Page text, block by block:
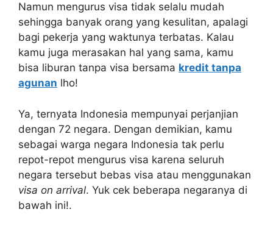
Namun mengurus visa tidak selalu mudah
sehingga banyak orang yang kesulitan, apalagi
bagi pekerja yang waktunya terbatas. Kalau
kamu juga merasakan hal yang sama, kamu
bisa liburan tanpa visa bersama kredit tanpa
agunan lho!
Ya, ternyata Indonesia mempunyai perjanjian
dengan 72 negara. Dengan demikian, kamu
sebagai warga negara Indonesia tak perlu
repot-repot mengurus visa karena seluruh
negara tersebut bebas visa atau menggunakan
visa on arrival. Yuk cek beberapa negaranya di
bawah ini!.